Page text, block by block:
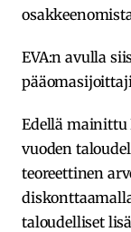
EVA:n avulla
Edellä mainittu
vuoden
teoreettinen
taloudelliset